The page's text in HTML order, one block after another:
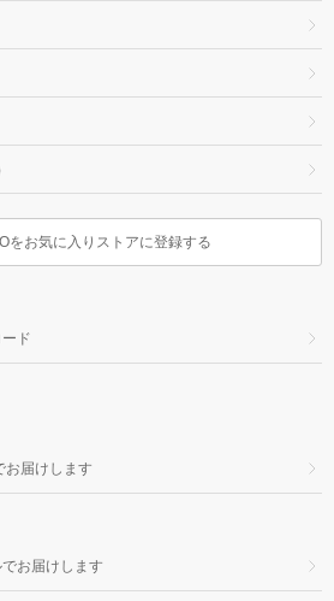
をお気に入りストアに登録する
ド
お届けします
お届けします